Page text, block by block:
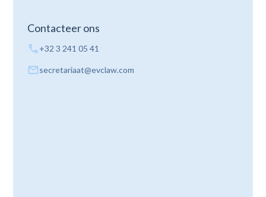
Contacteer ons
+32 3 241 05 41
secretariaat@evclaw.com